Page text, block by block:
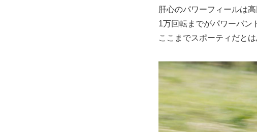
肝心のパワーフィールは
1万回転までがパワーバン
ここまでスポーティだとは